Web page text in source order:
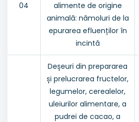
04
alimente de origine
animală: nămoluri de la
epurarea efluenților în
incintă
Deșeuri din prepararea
și prelucrarea fructelor,
legumelor, cerealelor,
uleiurilor alimentare, a
pudrei de cacao, a